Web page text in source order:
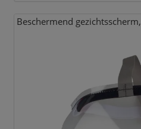
Beschermend gezichtsscherm,